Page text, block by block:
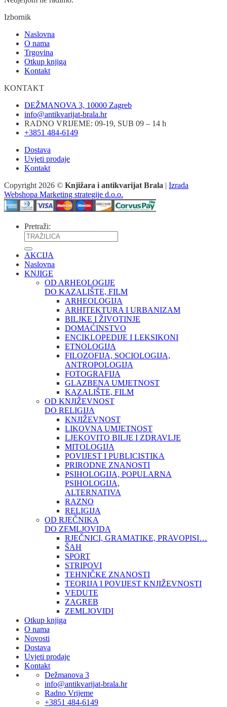
Izbornik
Naslovna
O nama
Trgovina
Otkup knjiga
Kontakt
KONTAKT
DEŽMANOVA 3, 10000 Zagreb
info@antikvarijat-brala.hr
RADNO VRIJEME: 09-19, SUB 09 – 14 h
+3851 484-6149
Dostava
Uvjeti prodaje
Kontakt
Copyright 2026 © Knjižara i antikvarijat Brala | Izrada
Webshopa Marketing strategije d.o.o.
Pretraži:
AKCIJA
Naslovna
KNJIGE
OD ARHEOLOGIJE
DO KAZALIŠTE, FILM
ARHEOLOGIJA
ARHITEKTURA I URBANIZAM
BILJKE I ŽIVOTINJE
DOMAĆINSTVO
ENCIKLOPEDIJE I LEKSIKONI
ETNOLOGIJA
FILOZOFIJA, SOCIOLOGIJA,
ANTROPOLOGIJA
FOTOGRAFIJA
GLAZBENA UMJETNOST
KAZALIŠTE, FILM
OD KNJIŽEVNOST
DO RELIGIJA
KNJIŽEVNOST
LIKOVNA UMJETNOST
LJEKOVITO BILJE I ZDRAVLJE
MITOLOGIJA
POVIJEST I PUBLICISTIKA
PRIRODNE ZNANOSTI
PSIHOLOGIJA, POPULARNA
PSIHOLOGIJA,
ALTERNATIVA
RAZNO
RELIGIJA
OD RJEČNIKA
DO ZEMLJOVIDA
RJEČNICI, GRAMATIKE, PRAVOPISI…
ŠAH
SPORT
STRIPOVI
TEHNIČKE ZNANOSTI
TEORIJA I POVIJEST KNJIŽEVNOSTI
VEDUTE
ZAGREB
ZEMLJOVIDI
Otkup knjiga
O nama
Novosti
Dostava
Uvjeti prodaje
Kontakt
Dežmanova 3
info@antikvarijat-brala.hr
Radno Vrijeme
+3851 484-6149